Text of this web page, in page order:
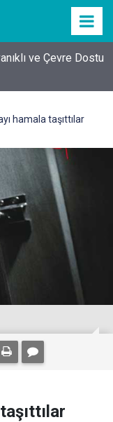
ve Çevre Dostu
hamala taşıttılar